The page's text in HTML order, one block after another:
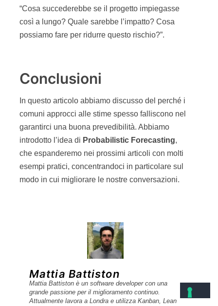
“Cosa succederebbe se il progetto impiegasse
così a lungo? Quale sarebbe l’impatto? Cosa
possiamo fare per ridurre questo rischio?”.
Conclusioni
In questo articolo abbiamo discusso del perché i
comuni approcci alle stime spesso falliscono nel
garantirci una buona prevedibilità. Abbiamo
introdotto l’idea di Probabilistic Forecasting,
che espanderemo nei prossimi articoli con molti
esempi pratici, concentrandoci in particolare sul
modo in cui migliorare le nostre conversazioni.
Mattia Battiston
Mattia Battiston è un software developer con una
grande passione per il miglioramento continuo.
Attualmente lavora a Londra e utilizza Kanban, Lean